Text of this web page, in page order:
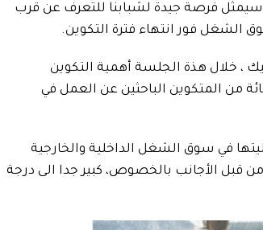
سيمثل فرصة جيدة لشبابنا للتعرف عن قرب
الشغل فور انتهاء فترة التكوين.
، خلال هذة الجلسة أهمية التكوين
تونس وأبرزت أن سوق الشغل يستوعب 70 بالمائة من المتكوين الباحثين عن العمل في
في سوق الشغل الداخلية والخارجية
قبل الأجانب بالخصوص، كبير جدا الى درجة